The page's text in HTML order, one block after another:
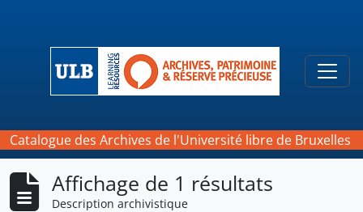
Catalogue des Archives de l'Université libre de Bruxelles
Affichage de 1 résultats
Description archivistique